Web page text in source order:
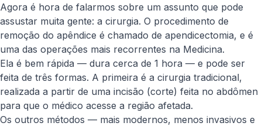
Agora é hora de falarmos sobre um assunto que pode
assustar muita gente: a cirurgia. O procedimento de
remoção do apêndice é chamado de apendicectomia, e é
uma das operações mais recorrentes na Medicina.
Ela é bem rápida — dura cerca de 1 hora — e pode ser
feita de três formas. A primeira é a cirurgia tradicional,
realizada a partir de uma incisão (corte) feita no abdômen
para que o médico acesse a região afetada.
Os outros métodos — mais modernos, menos invasivos e